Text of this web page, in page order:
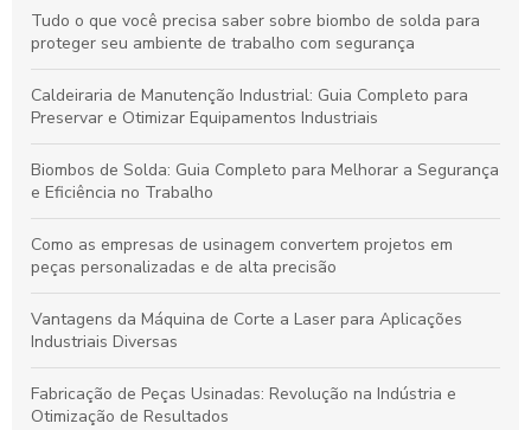
Tudo o que você precisa saber sobre biombo de solda para
proteger seu ambiente de trabalho com segurança
Caldeiraria de Manutenção Industrial: Guia Completo para
Preservar e Otimizar Equipamentos Industriais
Biombos de Solda: Guia Completo para Melhorar a Segurança
e Eficiência no Trabalho
Como as empresas de usinagem convertem projetos em
peças personalizadas e de alta precisão
Vantagens da Máquina de Corte a Laser para Aplicações
Industriais Diversas
Fabricação de Peças Usinadas: Revolução na Indústria e
Otimização de Resultados